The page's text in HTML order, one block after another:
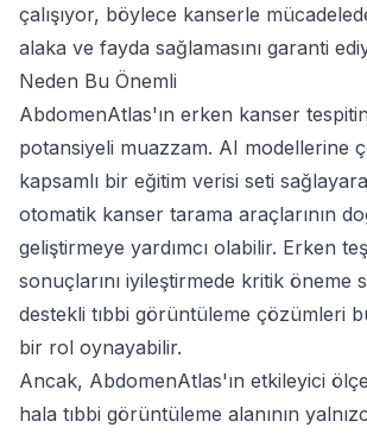
çalışıyor, böylece kanserle
alaka ve fayda sağlamasını garanti
Neden Bu Önemli
AbdomenAtlas'ın erken kanser
potansiyeli muazzam. AI modellerine
kapsamlı bir eğitim verisi seti
otomatik kanser tarama araçlarının
geliştirmeye yardımcı olabilir. Erken
sonuçlarını iyileştirmede kritik öneme
destekli tıbbi görüntüleme çözümleri
bir rol oynayabilir.
Ancak, AbdomenAtlas'ın etkileyici
hala tıbbi görüntüleme alanının